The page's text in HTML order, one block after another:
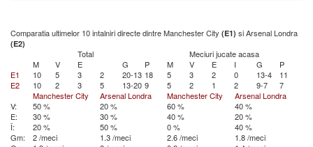
Comparatia ultimelor 10 intalniri directe dintre Manchester City (E1) si Arsenal Londra
(E2)
Total
Meciuri jucate acasa
M
V E G P M V E I G
P
E1
10 5 3 2 20-13 18 5 3 2 0 13-4
11
E2
10 2 3 5 13-20 9 5 2 1 2 9-7
7
Manchester City
Arsenal Londra Manchester City
Arsenal Londra
V:
50 % 20 % 60 %
40 %
E:
30 % 30 % 40 %
20 %
Î:
20 % 50 % 0 %
40 %
Gm:
2 /meci 1.3 /meci 2.6 /meci
1.8 /meci